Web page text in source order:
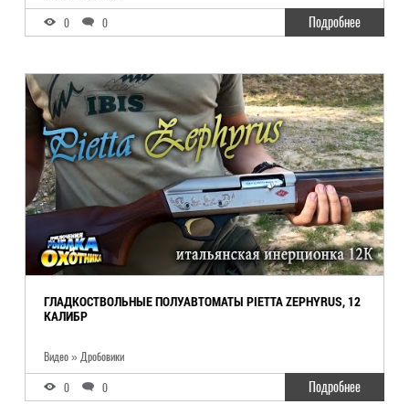
0 0 Подробнее
ГЛАДКОСТВОЛЬНЫЕ ПОЛУАВТОМАТЫ PIETTA ZEPHYRUS, 12
КАЛИБР
Видео » Дробовики
0 0 Подробнее